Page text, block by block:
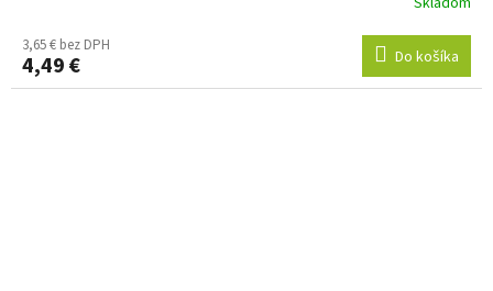
3,65 € bez DPH
4,49 € Do košíka